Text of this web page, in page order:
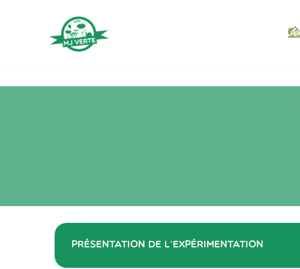
Présentation de l’expérimentation